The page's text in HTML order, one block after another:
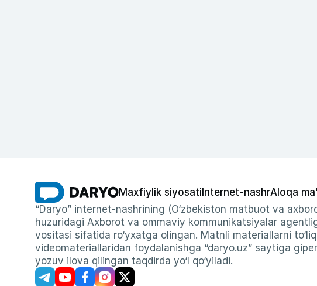
Maxfiylik siyosati Internet-nashrAloqa
“Daryo” internet-nashrining (O‘zbekiston matbuot va
huzuridagi Axborot va ommaviy kommunikatsiyalar
vositasi sifatida ro‘yxatga olingan. Matnli materiallarni
videomateriallaridan foydalanishga “daryo.uz” saytiga
yozuv ilova qilingan taqdirda yo‘l qo‘yiladi.